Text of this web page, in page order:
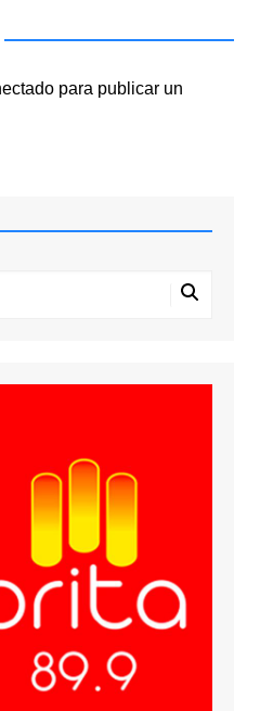
para publicar un